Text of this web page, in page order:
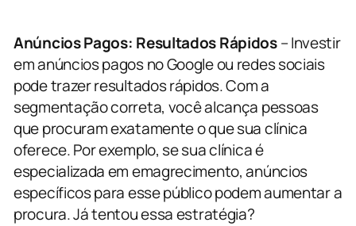
Anúncios Pagos: Resultados Rápidos– Investir
em anúncios pagos no Google ou redes sociais
pode trazer resultados rápidos. Com a
segmentação correta, você alcança pessoas
que procuram exatamente o que sua clínica
oferece. Por exemplo, se sua clínica é
especializada em emagrecimento, anúncios
específicos para esse público podem aumentar a
procura. Já tentou essa estratégia?